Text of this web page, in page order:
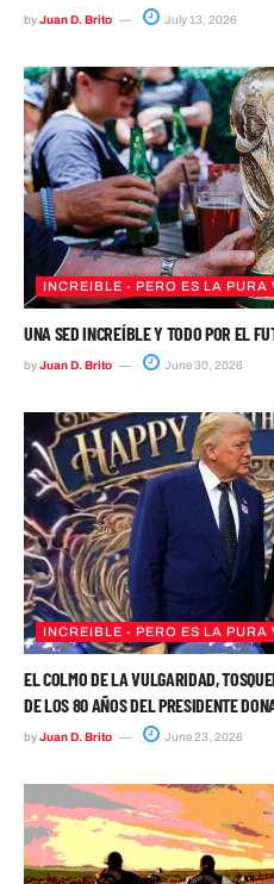
byJuan D. Brito July 13, 2026
INCREIBLE - PERO ES LA PURA
UNA SED INCREÍBLE Y TODO POR EL
byJuan D. Brito June 30, 2026
INCREIBLE - PERO ES LA PURA
EL COLMO DE LA VULGARIDAD,
DE LOS 80 AÑOS DEL PRESIDENTE
byJuan D. Brito June 23, 2026